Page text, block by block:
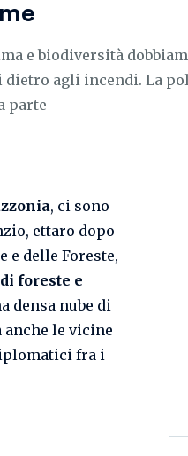
e biodiversità
agli incendi. La
parte
, ci sono
ettaro dopo
e delle Foreste,
foreste e
densa nube di
anche le vicine
fra i